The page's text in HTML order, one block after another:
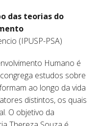
das teorias do
(IPUSP-PSA)
Humano é
estudos sobre
ao longo da vida
distintos, os quais
O objetivo da